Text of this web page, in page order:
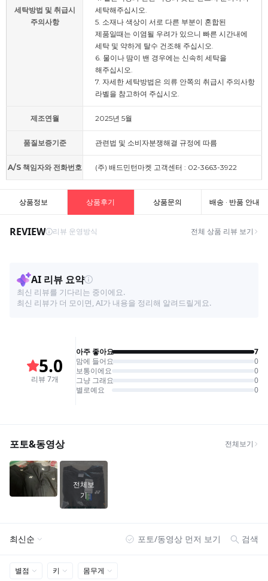
세탁방법 및 취급시
주의사항
세탁해주십시오.
5. 소재나 색상이 서로 다른 부분이 혼합된
제품일때는 이염될 우려가 있으니 빠른 시간내에
세탁 및 약하게 탈수 건조해 주십시오.
6. 물이나 땀이 밴 경우에는 신속히 세탁을
해주십시오.
7. 자세한 세탁방법은 의류 안쪽의 취급시 주의사항
라벨을 참고하여 주십시오.
제조연월 2025년 5월
품질보증기준 관련법 및 소비자분쟁해결 규정에 따름
A/S 책임자와 전화번호 (주) 배드민턴마켓 고객센터 : 02-3663-3922
상품정보 상품후기 상품문의 배송 · 반품 안내